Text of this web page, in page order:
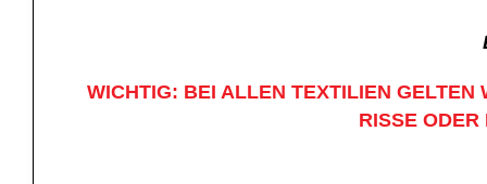
WICHTIG: BEI ALLEN TEXTILIEN
RISSE